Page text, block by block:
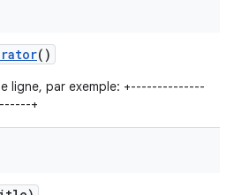
()
ligne, par exemple: +--------------
+